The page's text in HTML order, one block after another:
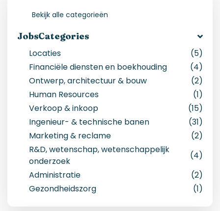
Bekijk alle categorieën
JobsCategories
Locaties
(5)
Financiële diensten en boekhouding
(4)
Ontwerp, architectuur & bouw
(2)
Human Resources
(1)
Verkoop & inkoop
(15)
Ingenieur- & technische banen
(31)
Marketing & reclame
(2)
R&D, wetenschap, wetenschappelijk
onderzoek
(4)
Administratie
(2)
Gezondheidszorg
(1)